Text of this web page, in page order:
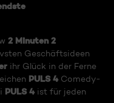
2 Minuten 2
Geschäftsideen
ihr Glück in der Ferne
PULS 4 Comedy-
PULS 4 ist für jeden